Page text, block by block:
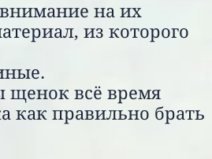
на их
из которого
щенок всё время
как правильно брать